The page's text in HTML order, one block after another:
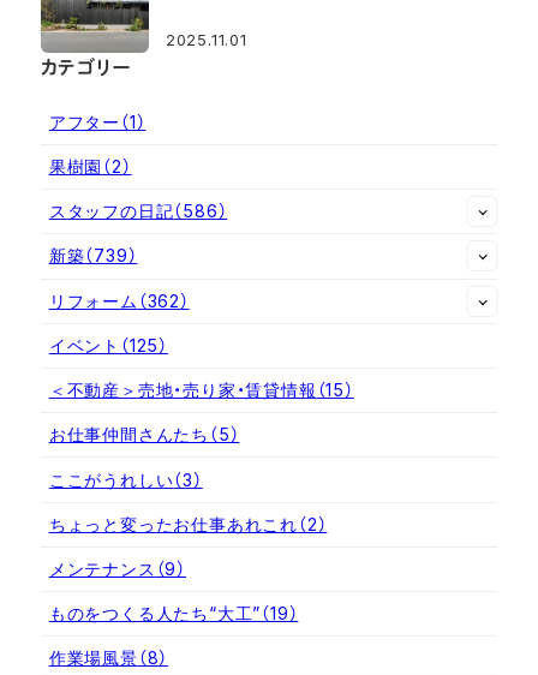
2025.11.01
カテゴリー
アフター （1）
果樹園 （2）
スタッフの日記（586）
新築（739）
リフォーム （362）
イベント （125）
＜不動産＞売地・売り家・賃貸情報 （15）
お仕事仲間さんたち （5）
ここがうれしい（3）
ちょっと変ったお仕事あれこれ（2）
メンテナンス （9）
ものをつくる人たち“大工”（19）
作業場風景（8）